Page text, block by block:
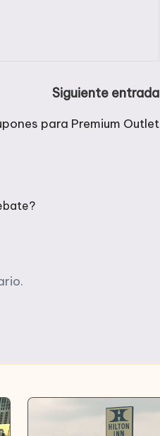
Siguiente entrada
para Premium Outlet